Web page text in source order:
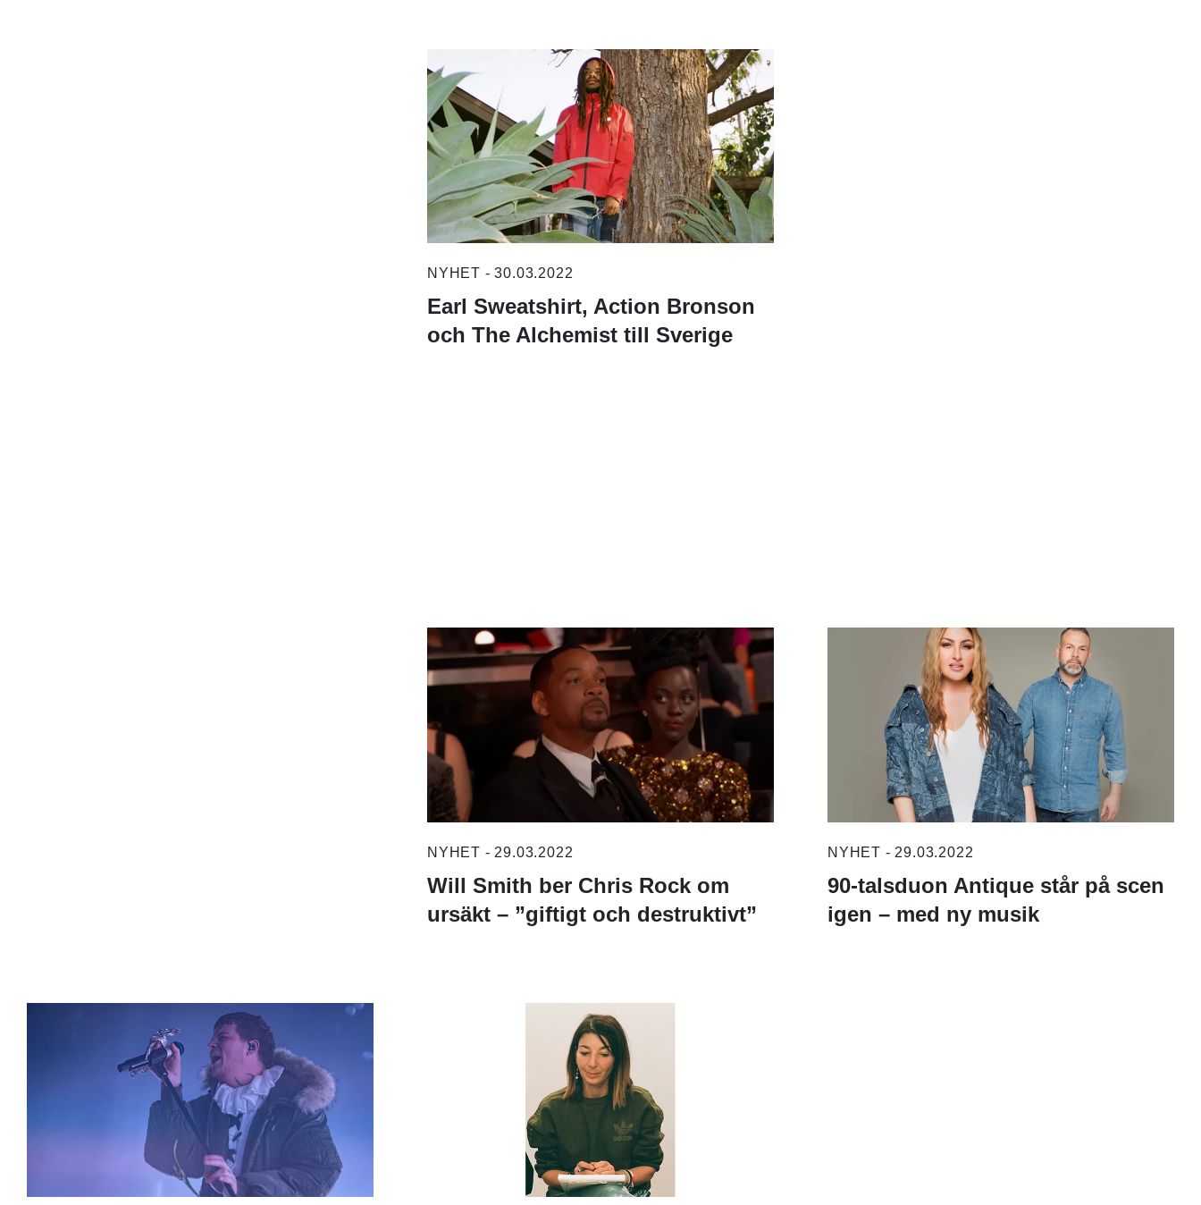
NYHET - 30.03.2022
Earl Sweatshirt, Action Bronson
och The Alchemist till Sverige
NYHET - 29.03.2022
Will Smith ber Chris Rock om
ursäkt – ”giftigt och destruktivt”
NYHET - 29.03.2022
90-talsduon Antique står på scen
igen – med ny musik